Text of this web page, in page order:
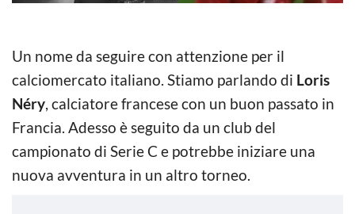
Un nome da seguire con attenzione per il
calciomercato italiano. Stiamo parlando di Loris
Néry, calciatore francese con un buon passato in
Francia. Adesso è seguito da un club del
campionato di Serie C e potrebbe iniziare una
nuova avventura in un altro torneo.